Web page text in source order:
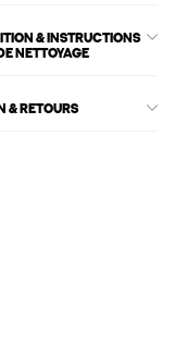
& INSTRUCTIONS
NETTOYAGE
& RETOURS